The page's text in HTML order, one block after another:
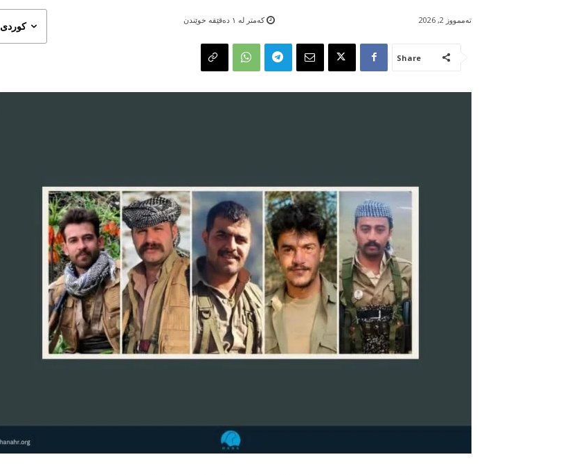
کوردی کەمتر لە ١ دەقێقە خوێندن تەممووز 2, 2026
Share